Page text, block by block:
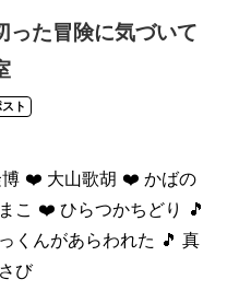
った冒険に気づいて
ト
❤️ 大山歌胡 ❤️ かばの
こ ❤️ ひらつかちどり
🎵
くんがあらわれた 🎵 真
び